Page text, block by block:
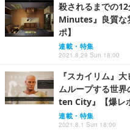
殺されるまでの
Minutes』良質な
ポ】
連載・特集
2021.8.29 Sun 18:00
『スカイリム』
ムループする世
ten City』【爆レ
連載・特集
2021.8.1 Sun 18:00